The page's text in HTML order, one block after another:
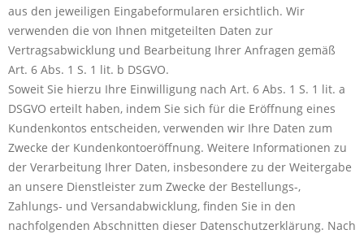
aus den jeweiligen Eingabeformularen ersichtlich. Wir
verwenden die von Ihnen mitgeteilten Daten zur
Vertragsabwicklung und Bearbeitung Ihrer Anfragen gemäß
Art. 6 Abs. 1 S. 1 lit. b DSGVO.
Soweit Sie hierzu Ihre Einwilligung nach Art. 6 Abs. 1 S. 1 lit. a
DSGVO erteilt haben, indem Sie sich für die Eröffnung eines
Kundenkontos entscheiden, verwenden wir Ihre Daten zum
Zwecke der Kundenkontoeröffnung. Weitere Informationen zu
der Verarbeitung Ihrer Daten, insbesondere zu der Weitergabe
an unsere Dienstleister zum Zwecke der Bestellungs-,
Zahlungs- und Versandabwicklung, finden Sie in den
nachfolgenden Abschnitten dieser Datenschutzerklärung. Nach